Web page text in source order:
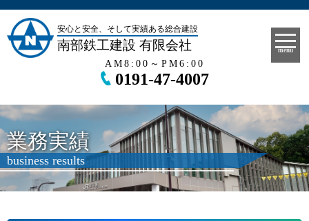
安心と安全、そして実績ある総合建設
南部鉄工建設 有限会社
AM8:00～PM6:00
0191-47-4007
menu
業務実績
business results